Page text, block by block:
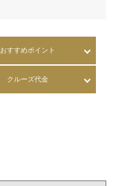
おすすめポイント
クルーズ代金